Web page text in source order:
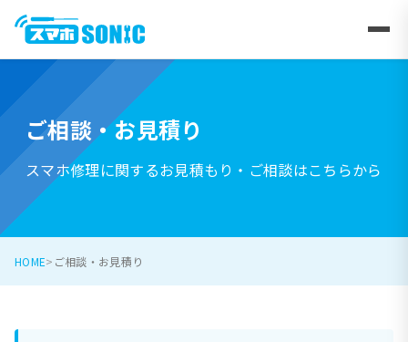
ご相談・お見積り
スマホ修理に関するお見積もり・ご相談はこちらから
HOME ご相談・お見積り